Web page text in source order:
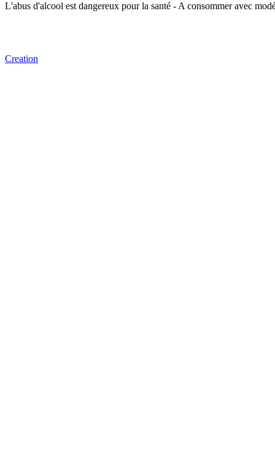
L'abus d'alcool est dangereux pour la santé - A consommer avec
Creation